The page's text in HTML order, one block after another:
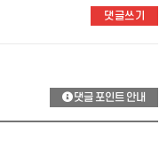
댓글쓰기
댓글 포인트 안내